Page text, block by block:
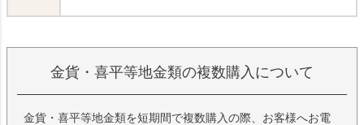
金貨・喜平等地金類の複数購入について
金貨・喜平等地金類を短期間で複数購入の際、お客様へお電